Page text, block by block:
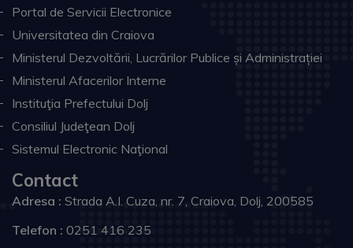
Portal de Servicii Electronice
Universitatea din Craiova
Ministerul Dezvoltării, Lucrărilor Publice și Administrației
Ministerul Afacerilor Interne
Instituţia Prefectului Dolj
Consiliul Judeţean Dolj
Sistemul Electronic Naţional
Contact
Adresa : Strada A.I. Cuza, nr. 7, Craiova, Dolj, 200585
Telefon : 0251 416 235